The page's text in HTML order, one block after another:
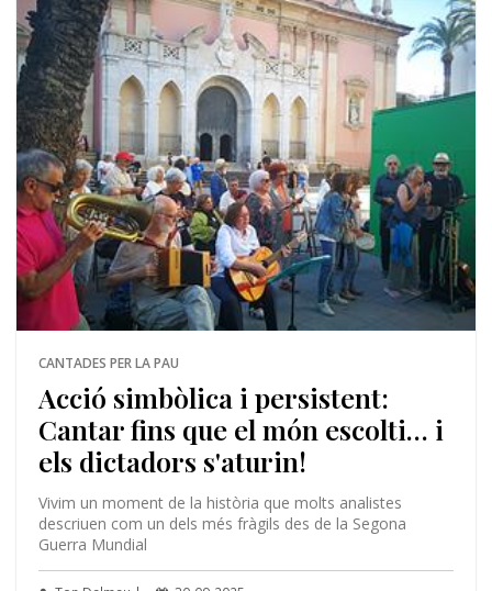
CANTADES PER LA PAU
Acció simbòlica i persistent:
Cantar fins que el món escolti… i
els dictadors s'aturin!
Vivim un moment de la història que molts analistes
descriuen com un dels més fràgils des de la Segona
Guerra Mundial